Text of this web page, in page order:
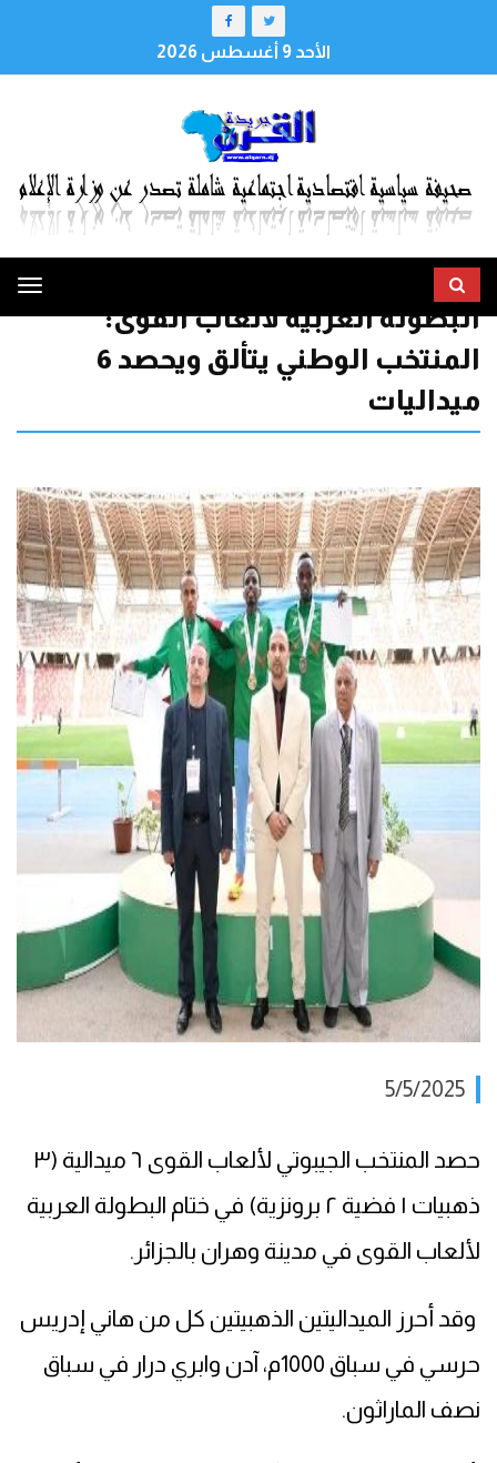
الأحد 9 أغسطس 2026
البطولة العربية لألعاب القوى:
المنتخب الوطني يتألق ويحصد 6
ميداليات
5/5/2025
حصد المنتخب الجيبوتي لألعاب القوى ٦ ميدالية (٣
ذهبيات ١ فضية ٢ برونزية) في ختام البطولة العربية
لألعاب القوى في مدينة وهران بالجزائر.
وقد أحرز الميداليتين الذهبيتين كل من هاني إدريس
حرسي في سباق 1000م، آدن وابري درار في سباق
نصف الماراثون.